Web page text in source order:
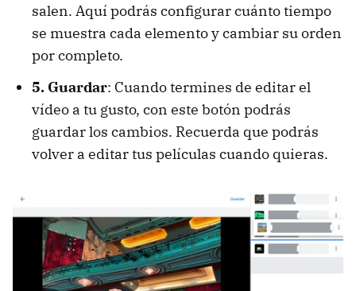
salen. Aquí podrás configurar cuánto tiempo
se muestra cada elemento y cambiar su orden
por completo.
5. Guardar: Cuando termines de editar el
vídeo a tu gusto, con este botón podrás
guardar los cambios. Recuerda que podrás
volver a editar tus películas cuando quieras.